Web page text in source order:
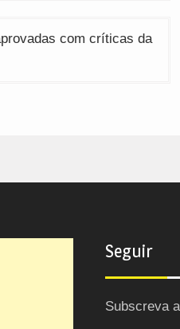
com críticas da
Seguir
Subscreva